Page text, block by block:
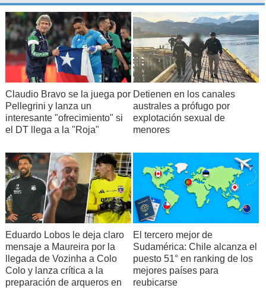
Claudio Bravo se la juega por
Pellegrini y lanza un
interesante "ofrecimiento" si
el DT llega a la "Roja"
Detienen en los canales
australes a prófugo por
explotación sexual de
menores
Eduardo Lobos le deja claro
mensaje a Maureira por la
llegada de Vozinha a Colo
Colo y lanza crítica a la
preparación de arqueros en
El tercero mejor de
Sudamérica: Chile alcanza el
puesto 51° en ranking de los
mejores países para
reubicarse